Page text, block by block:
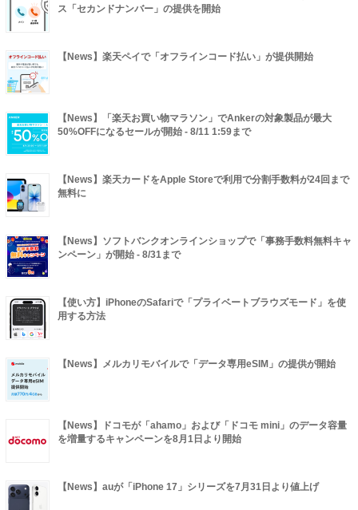
ス「セカンドナンバー」の提供を開始
【News】楽天ペイで「オフラインコード払い」が提供開始
【News】「楽天お買い物マラソン」でAnkerの対象製品が最大
50%OFFになるセールが開始 - 8/11 1:59まで
【News】楽天カードをApple Storeで利用で分割手数料が24回まで
無料に
【News】ソフトバンクオンラインショップで「事務手数料無料キャ
ンペーン」が開始 - 8/31まで
【使い方】iPhoneのSafariで「プライベートブラウズモード」を使
用する方法
【News】メルカリモバイルで「データ専用eSIM」の提供が開始
【News】ドコモが「ahamo」および「ドコモ mini」のデータ容量
を増量するキャンペーンを8月1日より開始
【News】auが「iPhone 17」シリーズを7月31日より値上げ